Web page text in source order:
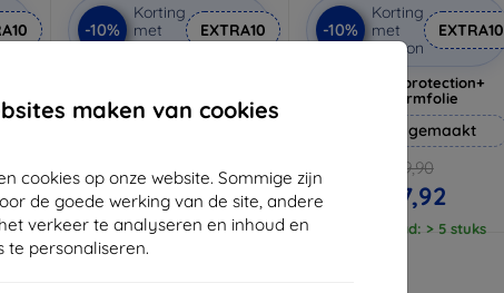
maken van cookies
cookies op onze website. Sommige zijn
de goede werking van de site, andere
verkeer te analyseren en inhoud en
te personaliseren.
-10%
Korting
met
coupon
EXTRA10
€ 13,90
€ 12,51
Op voorraad: > 5 stuks
-10%
Korting
met
coupon
EXTRA10
3mk Silverprotection+
beschermfolie
Op maat gemaakt
€ 19,90
€ 17,92
Op voorraad: > 5 stuks